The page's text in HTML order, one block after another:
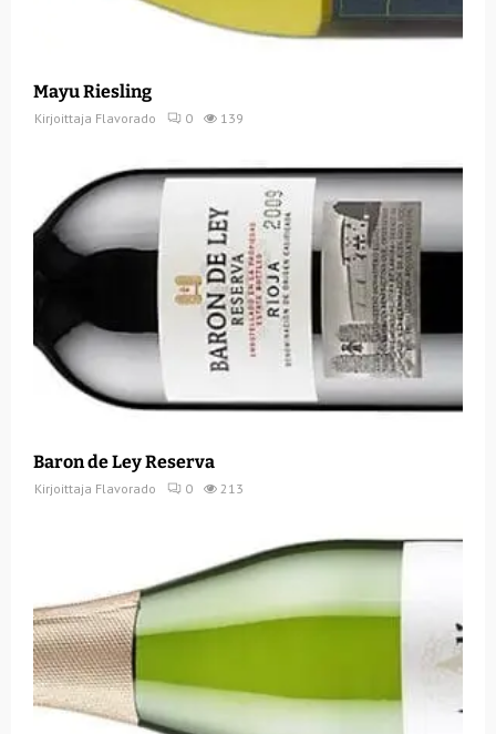
Mayu Riesling
Kirjoittaja Flavorado 0 139
Baron de Ley Reserva
Kirjoittaja Flavorado 0 213